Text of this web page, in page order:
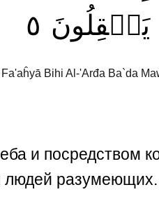
يَعۡقِلُونَ ٥
Bihi Al-'Arđa Ba`da
и посредством
людей разумеющих.